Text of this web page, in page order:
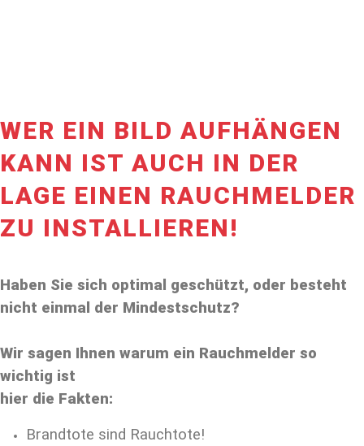
WER EIN BILD AUFHÄNGEN
KANN IST AUCH IN DER
LAGE EINEN RAUCHMELDER
ZU INSTALLIEREN!
Haben Sie sich optimal geschützt, oder besteht
nicht einmal der Mindestschutz?
Wir sagen Ihnen warum ein Rauchmelder so
wichtig ist
hier die Fakten:
Brandtote sind Rauchtote!